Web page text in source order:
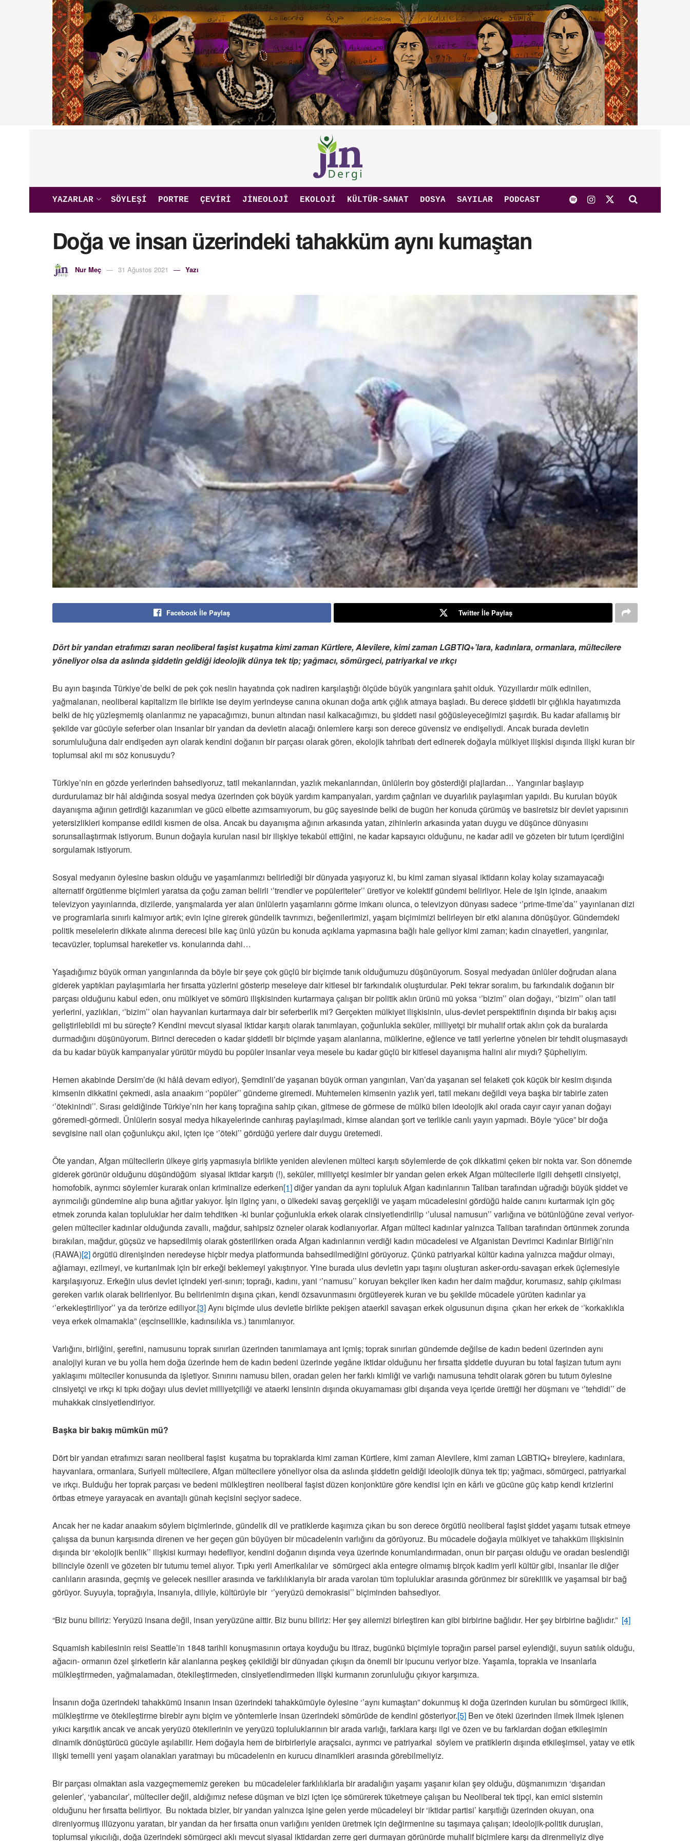
YAZARLAR SÖYLEŞI PORTRE ÇEVIRI JINEOLOJÎ EKOLOJI KÜLTÜR-SANAT DOSYA SAYILAR PODCAST
Doğa ve insan üzerindeki tahakküm aynı kumaştan
Nur Meç 31 Ağustos 2021 Yazı
Facebook İle Paylaş Twitter İle Paylaş
Dört bir yandan etrafımızı saran neoliberal faşist kuşatma kimi zaman Kürtlere, Alevilere, kimi zaman LGBTIQ+’lara, kadınlara, ormanlara, mültecilere
yöneliyor olsa da aslında şiddetin geldiği ideolojik dünya tek tip; yağmacı, sömürgeci, patriyarkal ve ırkçı
Bu ayın başında Türkiye’de belki de pek çok neslin hayatında çok nadiren karşılaştığı ölçüde büyük yangınlara şahit olduk. Yüzyıllardır mülk edinilen,
yağmalanan, neoliberal kapitalizm ile birlikte ise deyim yerindeyse canına okunan doğa artık çığlık atmaya başladı. Bu derece şiddetli bir çığlıkla hayatımızda
belki de hiç yüzleşmemiş olanlarımız ne yapacağımızı, bunun altından nasıl kalkacağımızı, bu şiddeti nasıl göğüsleyeceğimizi şaşırdık. Bu kadar afallamış bir
şekilde var gücüyle seferber olan insanlar bir yandan da devletin alacağı önlemlere karşı son derece güvensiz ve endişeliydi. Ancak burada devletin
sorumluluğuna dair endişeden ayrı olarak kendini doğanın bir parçası olarak gören, ekolojik tahribatı dert edinerek doğayla mülkiyet ilişkisi dışında ilişki kuran bir
toplumsal akıl mı söz konusuydu?
Türkiye’nin en gözde yerlerinden bahsediyoruz, tatil mekanlarından, yazlık mekanlarından, ünlülerin boy gösterdiği plajlardan… Yangınlar başlayıp
durdurulamaz bir hâl aldığında sosyal medya üzerinden çok büyük yardım kampanyaları, yardım çağrıları ve duyarlılık paylaşımları yapıldı. Bu kurulan büyük
dayanışma ağının getirdiği kazanımları ve gücü elbette azımsamıyorum, bu güç sayesinde belki de bugün her konuda çürümüş ve basiretsiz bir devlet yapısının
yetersizlikleri kompanse edildi kısmen de olsa. Ancak bu dayanışma ağının arkasında yatan, zihinlerin arkasında yatan duygu ve düşünce dünyasını
sorunsallaştırmak istiyorum. Bunun doğayla kurulan nasıl bir ilişkiye tekabül ettiğini, ne kadar kapsayıcı olduğunu, ne kadar adil ve gözeten bir tutum içerdiğini
sorgulamak istiyorum.
Sosyal medyanın öylesine baskın olduğu ve yaşamlarımızı belirlediği bir dünyada yaşıyoruz ki, bu kimi zaman siyasal iktidarın kolay kolay sızamayacağı
alternatif örgütlenme biçimleri yaratsa da çoğu zaman belirli ‘’trendler ve popüleriteler’’ üretiyor ve kolektif gündemi belirliyor. Hele de işin içinde, anaakım
televizyon yayınlarında, dizilerde, yarışmalarda yer alan ünlülerin yaşamlarını görme imkanı olunca, o televizyon dünyası sadece ‘’prime-time’da’’ yayınlanan dizi
ve programlarla sınırlı kalmıyor artık; evin içine girerek gündelik tavrımızı, beğenilerimizi, yaşam biçimimizi belirleyen bir etki alanına dönüşüyor. Gündemdeki
politik meselelerin dikkate alınma derecesi bile kaç ünlü yüzün bu konuda açıklama yapmasına bağlı hale geliyor kimi zaman; kadın cinayetleri, yangınlar,
tecavüzler, toplumsal hareketler vs. konularında dahi…
Yaşadığımız büyük orman yangınlarında da böyle bir şeye çok güçlü bir biçimde tanık olduğumuzu düşünüyorum. Sosyal medyadan ünlüler doğrudan alana
giderek yaptıkları paylaşımlarla her fırsatta yüzlerini gösterip meseleye dair kitlesel bir farkındalık oluşturdular. Peki tekrar soralım, bu farkındalık doğanın bir
parçası olduğunu kabul eden, onu mülkiyet ve sömürü ilişkisinden kurtarmaya çalışan bir politik aklın ürünü mü yoksa ‘’bizim’’ olan doğayı, ‘’bizim’’ olan tatil
yerlerini, yazlıkları, ‘’bizim’’ olan hayvanları kurtarmaya dair bir seferberlik mi? Gerçekten mülkiyet ilişkisinin, ulus-devlet perspektifinin dışında bir bakış açısı
geliştirilebildi mi bu süreçte? Kendini mevcut siyasal iktidar karşıtı olarak tanımlayan, çoğunlukla seküler, milliyetçi bir muhalif ortak aklın çok da buralarda
durmadığını düşünüyorum. Birinci dereceden o kadar şiddetli bir biçimde yaşam alanlarına, mülklerine, eğlence ve tatil yerlerine yönelen bir tehdit oluşmasaydı
da bu kadar büyük kampanyalar yürütür müydü bu popüler insanlar veya mesele bu kadar güçlü bir kitlesel dayanışma halini alır mıydı? Şüpheliyim.
Hemen akabinde Dersim’de (ki hâlâ devam ediyor), Şemdinli’de yaşanan büyük orman yangınları, Van’da yaşanan sel felaketi çok küçük bir kesim dışında
kimsenin dikkatini çekmedi, asla anaakım ‘’popüler’’ gündeme giremedi. Muhtemelen kimsenin yazlık yeri, tatil mekanı değildi veya başka bir tabirle zaten
‘’ötekinindi’’. Sırası geldiğinde Türkiye’nin her karış toprağına sahip çıkan, gitmese de görmese de mülkü bilen ideolojik akıl orada cayır cayır yanan doğayı
göremedi-görmedi. Ünlülerin sosyal medya hikayelerinde canhıraş paylaşılmadı, kimse alandan şort ve terlikle canlı yayın yapmadı. Böyle “yüce” bir doğa
sevgisine nail olan çoğunlukçu akıl, içten içe ‘’öteki’’ gördüğü yerlere dair duygu üretemedi.
Öte yandan, Afgan mültecilerin ülkeye giriş yapmasıyla birlikte yeniden alevlenen mülteci karşıtı söylemlerde de çok dikkatimi çeken bir nokta var. Son dönemde
giderek görünür olduğunu düşündüğüm siyasal iktidar karşıtı (!), seküler, milliyetçi kesimler bir yandan gelen erkek Afgan mültecilerle ilgili dehşetli cinsiyetçi,
homofobik, ayrımcı söylemler kurarak onları kriminalize ederken[1]diğer yandan da aynı topluluk Afgan kadınlarının Taliban tarafından uğradığı büyük şiddet ve
ayrımcılığı gündemine alıp buna ağıtlar yakıyor. İşin ilginç yanı, o ülkedeki savaş gerçekliği ve yaşam mücadelesini gördüğü halde canını kurtarmak için göç
etmek zorunda kalan topluluklar her daim tehditken -ki bunlar çoğunlukla erkek olarak cinsiyetlendirilip ‘’ulusal namusun’’ varlığına ve bütünlüğüne zeval veriyor-
gelen mülteciler kadınlar olduğunda zavallı, mağdur, sahipsiz özneler olarak kodlanıyorlar. Afgan mülteci kadınlar yalnızca Taliban tarafından örtünmek zorunda
bırakılan, mağdur, güçsüz ve hapsedilmiş olarak gösterilirken orada Afgan kadınlarının verdiği kadın mücadelesi ve Afganistan Devrimci Kadınlar Birliği’nin
(RAWA)[2]örgütlü direnişinden neredeyse hiçbir medya platformunda bahsedilmediğini görüyoruz. Çünkü patriyarkal kültür kadına yalnızca mağdur olmayı,
ağlamayı, ezilmeyi, ve kurtarılmak için bir erkeği beklemeyi yakıştırıyor. Yine burada ulus devletin yapı taşını oluşturan asker-ordu-savaşan erkek üçlemesiyle
karşılaşıyoruz. Erkeğin ulus devlet içindeki yeri-sınırı; toprağı, kadını, yani ‘’namusu’’ koruyan bekçiler iken kadın her daim mağdur, korumasız, sahip çıkılması
gereken varlık olarak belirleniyor. Bu belirlenimin dışına çıkan, kendi özsavunmasını örgütleyerek kuran ve bu şekilde mücadele yürüten kadınlar ya
‘’erkekleştiriliyor’’ ya da terörize ediliyor.[3]Aynı biçimde ulus devletle birlikte pekişen ataerkil savaşan erkek olgusunun dışına çıkan her erkek de ‘’korkaklıkla
veya erkek olmamakla” (eşcinsellikle, kadınsılıkla vs.) tanımlanıyor.
Varlığını, birliğini, şerefini, namusunu toprak sınırları üzerinden tanımlamaya ant içmiş; toprak sınırları gündemde değilse de kadın bedeni üzerinden aynı
analojiyi kuran ve bu yolla hem doğa üzerinde hem de kadın bedeni üzerinde yegâne iktidar olduğunu her fırsatta şiddetle duyuran bu total faşizan tutum aynı
yaklaşımı mülteciler konusunda da işletiyor. Sınırını namusu bilen, oradan gelen her farklı kimliği ve varlığı namusuna tehdit olarak gören bu tutum öylesine
cinsiyetçi ve ırkçı ki tıpkı doğayı ulus devlet milliyetçiliği ve ataerki lensinin dışında okuyamaması gibi dışarıda veya içeride ürettiği her düşmanı ve ‘’tehdidi’’ de
muhakkak cinsiyetlendiriyor.
Başka bir bakış mümkün mü?
Dört bir yandan etrafımızı saran neoliberal faşist kuşatma bu topraklarda kimi zaman Kürtlere, kimi zaman Alevilere, kimi zaman LGBTIQ+ bireylere, kadınlara,
hayvanlara, ormanlara, Suriyeli mültecilere, Afgan mültecilere yöneliyor olsa da aslında şiddetin geldiği ideolojik dünya tek tip; yağmacı, sömürgeci, patriyarkal
ve ırkçı. Bulduğu her toprak parçası ve bedeni mülkleştiren neoliberal faşist düzen konjonktüre göre kendisi için en kârlı ve gücüne güç katıp kendi krizlerini
örtbas etmeye yarayacak en avantajlı günah keçisini seçiyor sadece.
Ancak her ne kadar anaakım söylem biçimlerinde, gündelik dil ve pratiklerde kaşımıza çıkan bu son derece örgütlü neoliberal faşist şiddet yaşamı tutsak etmeye
çalışsa da bunun karşısında direnen ve her geçen gün büyüyen bir mücadelenin varlığını da görüyoruz. Bu mücadele doğayla mülkiyet ve tahakküm ilişkisinin
dışında bir ‘ekolojik benlik’’ ilişkisi kurmayı hedefliyor, kendini doğanın dışında veya üzerinde konumlandırmadan, onun bir parçası olduğu ve oradan beslendiği
bilinciyle özenli ve gözeten bir tutumu temel alıyor. Tıpkı yerli Amerikalılar ve sömürgeci akla entegre olmamış birçok kadim yerli kültür gibi, insanlar ile diğer
canlıların arasında, geçmiş ve gelecek nesiller arasında ve farklılıklarıyla bir arada varolan tüm topluluklar arasında görünmez bir süreklilik ve yaşamsal bir bağ
görüyor. Suyuyla, toprağıyla, insanıyla, diliyle, kültürüyle bir ‘’yeryüzü demokrasisi’’ biçiminden bahsediyor.
“Biz bunu biliriz: Yeryüzü insana değil, insan yeryüzüne aittir. Biz bunu biliriz: Her şey ailemizi birleştiren kan gibi birbirine bağlıdır. Her şey birbirine bağlıdır.” [4]
Squamish kabilesinin reisi Seattle’in 1848 tarihli konuşmasının ortaya koyduğu bu itiraz, bugünkü biçimiyle toprağın parsel parsel eylendiği, suyun satılık olduğu,
ağacın- ormanın özel şirketlerin kâr alanlarına peşkeş çekildiği bir dünyadan çıkışın da önemli bir ipucunu veriyor bize. Yaşamla, toprakla ve insanlarla
mülkleştirmeden, yağmalamadan, ötekileştirmeden, cinsiyetlendirmeden ilişki kurmanın zorunluluğu çıkıyor karşımıza.
İnsanın doğa üzerindeki tahakkümü insanın insan üzerindeki tahakkümüyle öylesine ‘’aynı kumaştan” dokunmuş ki doğa üzerinden kurulan bu sömürgeci ikilik,
mülkleştirme ve ötekileştirme birebir aynı biçim ve yöntemlerle insan üzerindeki sömürüde de kendini gösteriyor.[5] Ben ve öteki üzerinden ilmek ilmek işlenen
yıkıcı karşıtlık ancak ve ancak yeryüzü ötekilerinin ve yeryüzü topluluklarının bir arada varlığı, farklara karşı ilgi ve özen ve bu farklardan doğan etkileşimin
dinamik dönüştürücü gücüyle aşılabilir. Hem doğayla hem de birbirleriyle araçsalcı, ayrımcı ve patriyarkal söylem ve pratiklerin dışında etkileşimsel, yatay ve etik
ilişki temelli yeni yaşam olanakları yaratmayı bu mücadelenin en kurucu dinamikleri arasında görebilmeliyiz.
Bir parçası olmaktan asla vazgeçmememiz gereken bu mücadeleler farklılıklarla bir aradalığın yaşamı yaşanır kılan şey olduğu, düşmanımızın ‘dışarıdan
gelenler’, ‘yabancılar’, mülteciler değil, aldığımız nefese düşman ve bizi içten içe sömürerek tüketmeye çalışan bu Neoliberal tek tipçi, kan emici sistemin
olduğunu her fırsatta belirtiyor. Bu noktada bizler, bir yandan yalnızca işine gelen yerde mücadeleyi bir ‘iktidar partisi’ karşıtlığı üzerinden okuyan, ona
direniyormuş illüzyonu yaratan, bir yandan da her fırsatta onun varlığını yeniden üretmek için değirmenine su taşımaya çalışan; ideolojik-politik duruşları,
toplumsal yıkıcılığı, doğa üzerindeki sömürgeci aklı mevcut siyasal iktidardan zerre geri durmayan görünürde muhalif biçimlere karşı da direnmeliyiz diye